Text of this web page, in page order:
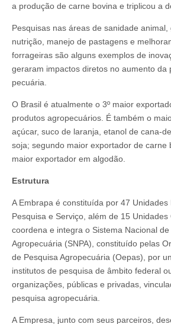
a produção de carne bovina e triplicou a
Pesquisas nas áreas de sanidade animal,
nutrição, manejo de pastagens e
forrageiras são alguns exemplos de
geraram impactos diretos no aumento da
pecuária.
O Brasil é atualmente o 3º maior
produtos agropecuários. É também o
açúcar, suco de laranja, etanol de cana-
soja; segundo maior exportador de carne
maior exportador em algodão.
Estrutura
A Embrapa é constituída por 47 Unidades
Pesquisa e Serviço, além de 15
coordena e integra o Sistema Nacional de
Agropecuária (SNPA), constituído pelas
de Pesquisa Agropecuária (Oepas), por
institutos de pesquisa de âmbito federal
organizações, públicas e privadas,
pesquisa agropecuária.
A Empresa, junto com seus parceiros,